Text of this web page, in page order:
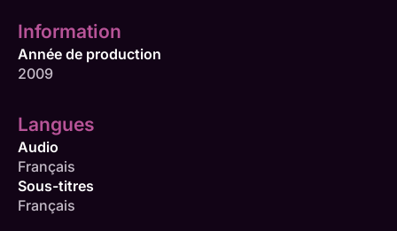
Information
Année de production
2009
Langues
Audio
Français
Sous-titres
Français